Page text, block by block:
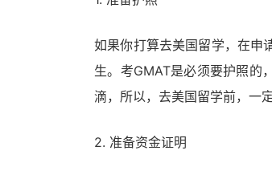
如果你打算去美国留学，在申
生。考GMAT是必须要护照的
滴，所以，去美国留学前，一
2. 准备资金证明